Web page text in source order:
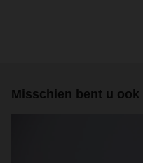
Misschien bent u